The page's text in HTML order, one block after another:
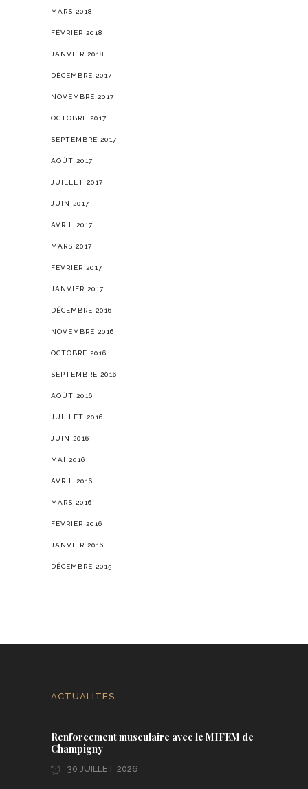
MARS 2018
FÉVRIER 2018
JANVIER 2018
DÉCEMBRE 2017
NOVEMBRE 2017
OCTOBRE 2017
SEPTEMBRE 2017
AOÛT 2017
JUILLET 2017
JUIN 2017
AVRIL 2017
MARS 2017
FÉVRIER 2017
JANVIER 2017
DÉCEMBRE 2016
NOVEMBRE 2016
OCTOBRE 2016
SEPTEMBRE 2016
AOÛT 2016
JUILLET 2016
JUIN 2016
MAI 2016
AVRIL 2016
MARS 2016
FÉVRIER 2016
JANVIER 2016
DÉCEMBRE 2015
ACTUALITES
Renforcement musculaire avec le MIFEM de
Champigny
30 JUILLET 2026